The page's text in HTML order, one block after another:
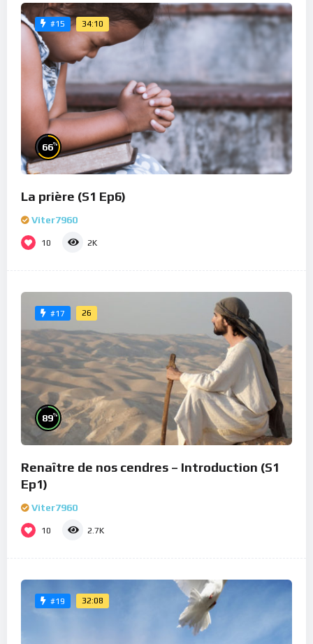
#15 34:10
66%
La prière (S1 Ep6)
Viter7960
10 2K
#17 26
89%
Renaître de nos cendres – Introduction (S1
Ep1)
Viter7960
10 2.7K
#19 32:08